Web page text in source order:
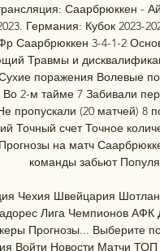
Саарбрюккен -
Германия: Кубок 2023-
Саарбрюккен 3-4-1-2
Травмы и
поражения Волевые
Во 2-м тайме 7 Забивали
пропускали (20 матчей) 8
Точный счет Точное
на матч
команды забьют
Чехия Швейцария
Лига Чемпионов
Прогнозы... Выберите
Войти Новости Матчи